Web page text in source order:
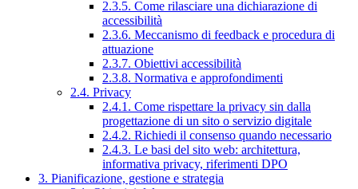
2.3.5. Come rilasciare una dichiarazione di
accessibilità
2.3.6. Meccanismo di feedback e procedura di
attuazione
2.3.7. Obiettivi accessibilità
2.3.8. Normativa e approfondimenti
2.4. Privacy
2.4.1. Come rispettare la privacy sin dalla
progettazione di un sito o servizio digitale
2.4.2. Richiedi il consenso quando necessario
2.4.3. Le basi del sito web: architettura,
informativa privacy, riferimenti DPO
3. Pianificazione, gestione e strategia